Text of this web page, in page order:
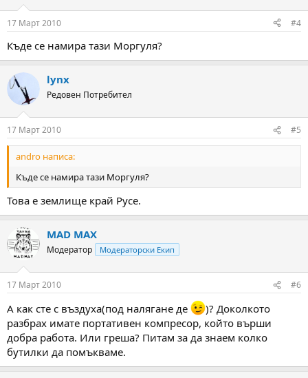
17 Март 2010 #4
Къде се намира тази Моргуля?
lynx
Редовен Потребител
17 Март 2010 #5
andro написа:
Къде се намира тази Моргуля?
Това е землище край Русе.
MAD MAX
Модератор Модераторски Екип
17 Март 2010 #6
А как сте с въздуха(под налягане де
)? Доколкото
разбрах имате портативен компресор, който върши
добра работа. Или греша? Питам за да знаем колко
бутилки да помъкваме.